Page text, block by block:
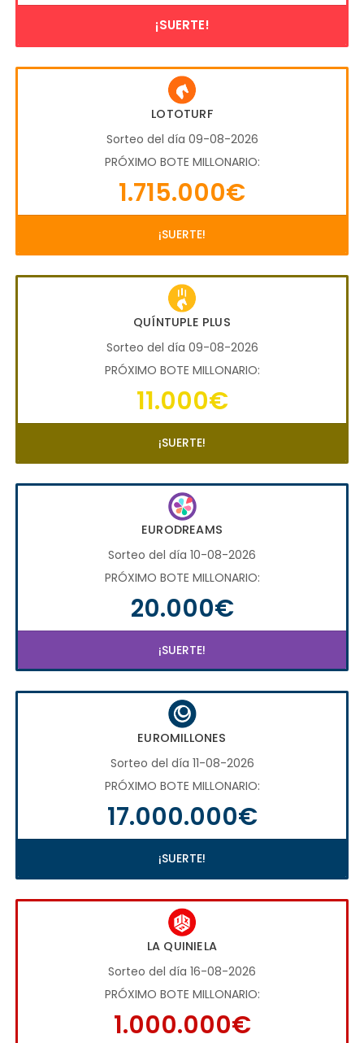
¡SUERTE!
LOTOTURF
Sorteo del día 09-08-2026
PRÓXIMO BOTE MILLONARIO:
1.715.000€
¡SUERTE!
QUÍNTUPLE PLUS
Sorteo del día 09-08-2026
PRÓXIMO BOTE MILLONARIO:
11.000€
¡SUERTE!
EURODREAMS
Sorteo del día 10-08-2026
PRÓXIMO BOTE MILLONARIO:
20.000€
¡SUERTE!
EUROMILLONES
Sorteo del día 11-08-2026
PRÓXIMO BOTE MILLONARIO:
17.000.000€
¡SUERTE!
LA QUINIELA
Sorteo del día 16-08-2026
PRÓXIMO BOTE MILLONARIO:
1.000.000€